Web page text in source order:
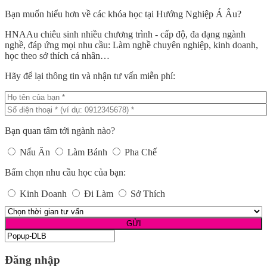
Bạn muốn hiểu hơn về các khóa học tại Hướng Nghiệp Á Âu?
HNAAu chiêu sinh nhiều chương trình - cấp độ, đa dạng ngành
nghề, đáp ứng mọi nhu cầu: Làm nghề chuyên nghiệp, kinh doanh,
học theo sở thích cá nhân…
Hãy để lại thông tin và nhận tư vấn miễn phí:
Bạn quan tâm tới ngành nào?
Nấu Ăn Làm Bánh
Pha Chế
Bấm chọn nhu cầu học của bạn:
Kinh Doanh Đi Làm Sở Thích
Đăng nhập